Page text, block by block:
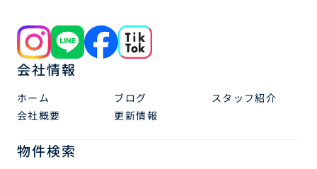
会社情報
ホーム ブログ
スタッフ紹介
会社概要
更新情報
物件検索